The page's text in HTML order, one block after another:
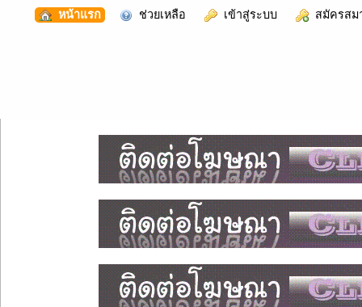
หน้าแรก ช่วยเหลือ เข้าสู่ระบบ สมัครสม